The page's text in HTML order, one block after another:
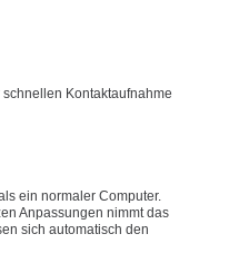
Kontaktaufnahme
ein normaler Computer.
Anpassungen nimmt das
sich automatisch den